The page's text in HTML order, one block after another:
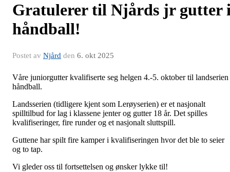
Gratulerer til Njårds jr gutter
håndball!
Postet av Njård den 6. okt 2025
Våre juniorgutter kvalifiserte seg helgen 4.-5. oktober til
håndball.
Landsserien (tidligere kjent som Lerøyserien) er et nasjonalt
spilltilbud for lag i klassene jenter og gutter 18 år. Det spilles
kvalifiseringer, fire runder og et nasjonalt sluttspill.
Guttene har spilt fire kamper i kvalifiseringen hvor det ble to seier
og to tap.
Vi gleder oss til fortsettelsen og ønsker lykke til!